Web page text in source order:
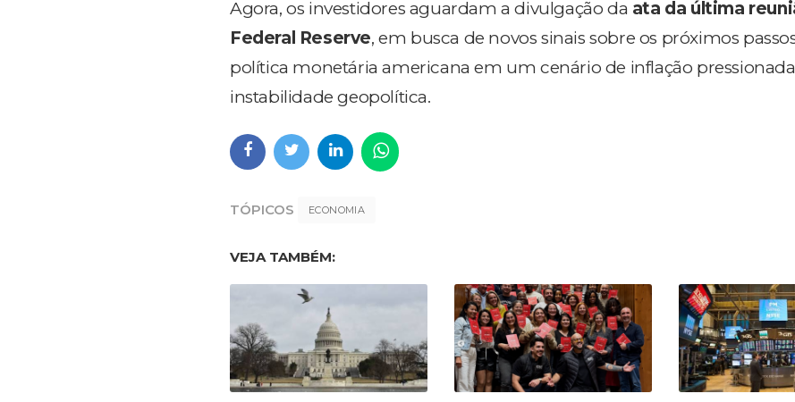
Agora, os investidores aguardam a divulgação da ata da última
Federal Reserve, em busca de novos sinais sobre os próximos
política monetária americana em um cenário de inflação
instabilidade geopolítica.
TÓPICOS ECONOMIA
VEJA TAMBÉM: